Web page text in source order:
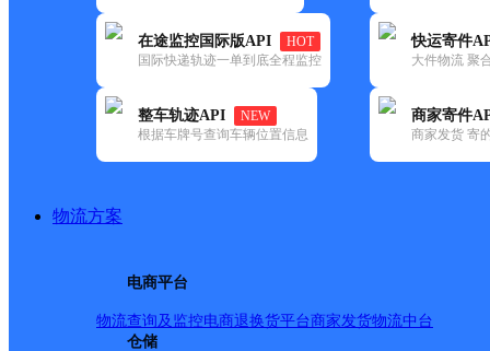
在途监控国际版API
HOT
国际快递轨迹一单到底全程监控
整车轨迹API
NEW
根据车牌号查询车辆位置信息
快运寄件
大件物流 聚
商家寄件
商家发货 寄
物流方案
电商平台
物流查询及监控电商退换货平台商家发货物流中台
仓储
圆通
瓜州县锁阳城镇
更新时间：2021-11-26 00:00:00
所属快递：圆通速递
所属区域：甘肃省-酒泉市-瓜州县
网点地址：甘肃省酒泉市瓜州县锁阳城镇
网点负责人：